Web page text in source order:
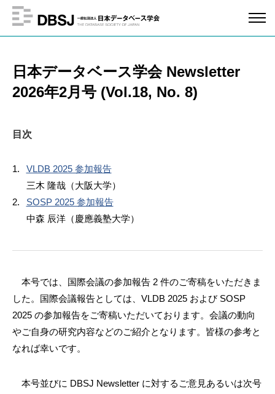
日本データベース学会 Newsletter
2026年2月号 (Vol.18, No. 8)
目次
VLDB 2025 参加報告
三木 隆哉（大阪大学）
SOSP 2025 参加報告
中森 辰洋（慶應義塾大学）
本号では、国際会議の参加報告 2 件のご寄稿をいただきま
した。国際会議報告としては、VLDB 2025 および SOSP
2025 の参加報告をご寄稿いただいております。会議の動向
やご自身の研究内容などのご紹介となります。皆様の参考と
なれば幸いです。
本号並びに DBSJ Newsletter に対するご意見あるいは次号